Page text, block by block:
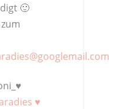
🙂
♥